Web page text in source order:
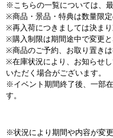
※こちらの一覧については、
※商品・景品・特典は数量限定
※再入荷につきましては決まり
※購入制限は期間途中で変更と
※商品のご予約、お取り置きは
※在庫状況により、お知らせ
いただく場合がございます。
※イベント期間終了後、一部
す。
※状況により期間や内容が変